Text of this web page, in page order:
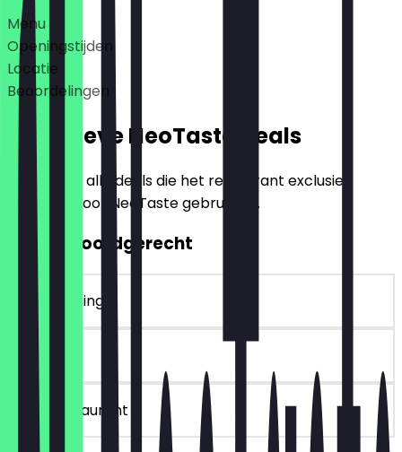
Menu
Openingstijden
Locatie
Beoordelingen
Exclusieve NeoTaste Deals
Hier vind je alle deals die het restaurant exclusief
aanbiedt voor NeoTaste gebruikers.
2voor1 Hoofdgerecht
~€ 24 korting
90 dagen
in het restaurant